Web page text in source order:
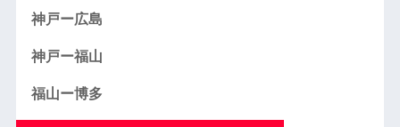
神戸ー広島
神戸ー福山
福山ー博多